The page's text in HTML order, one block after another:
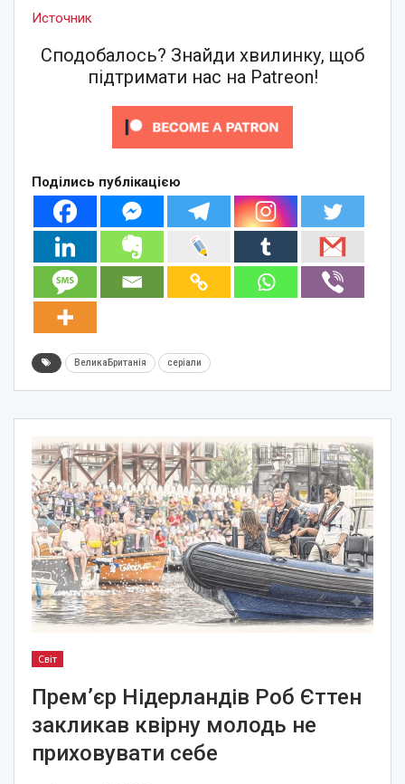
Источник
Сподобалось? Знайди хвилинку, щоб
підтримати нас на Patreon!
Поділись публікацією
ВеликаБританія серіали
Світ
Прем’єр Нідерландів Роб Єттен
закликав квірну молодь не
приховувати себе